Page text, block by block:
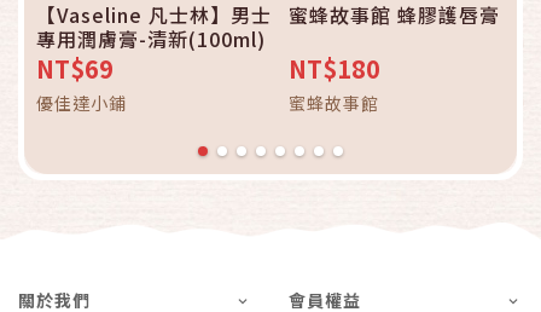
【Vaseline 凡士林】男士
專用潤膚膏-清新(100ml)
NT$69
優佳達小鋪
蜜蜂故事館 蜂膠護唇膏
NT$180
蜜蜂故事館
關於我們
會員權益